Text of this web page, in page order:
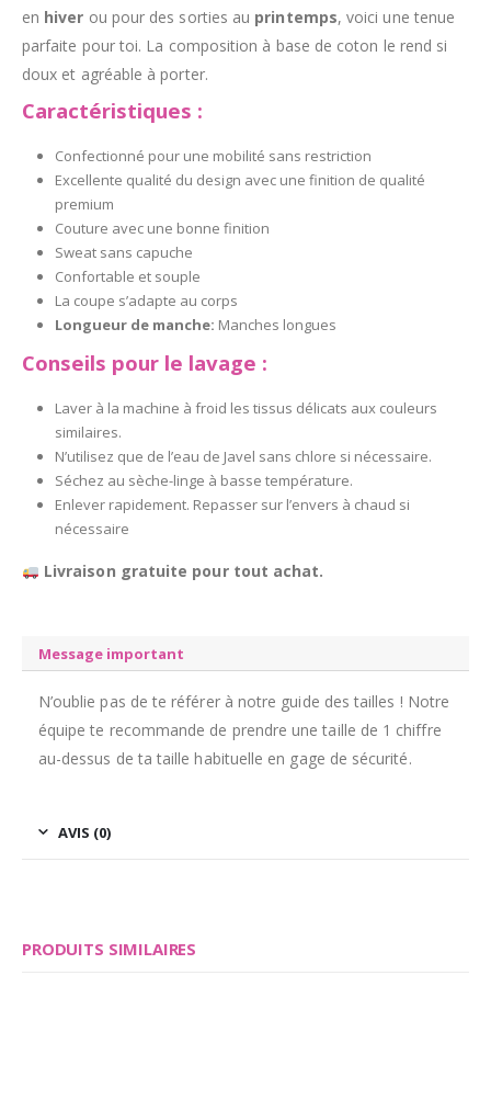
en hiver ou pour des sorties au printemps, voici une tenue
parfaite pour toi. La composition à base de coton le rend si
doux et agréable à porter.
Caractéristiques :
Confectionné pour une mobilité sans restriction
Excellente qualité du design avec une finition de qualité
premium
Couture avec une bonne finition
Sweat sans capuche
Confortable et souple
La coupe s’adapte au corps
Longueur de manche: Manches longues
Conseils pour le lavage :
Laver à la machine à froid les tissus délicats aux couleurs
similaires.
N’utilisez que de l’eau de Javel sans chlore si nécessaire.
Séchez au sèche-linge à basse température.
Enlever rapidement. Repasser sur l’envers à chaud si
nécessaire
Livraison gratuite pour tout achat.
Message important
N’oublie pas de te référer à notre guide des tailles ! Notre
équipe te recommande de prendre une taille de 1 chiffre
au-dessus de ta taille habituelle en gage de sécurité.
AVIS (0)
PRODUITS SIMILAIRES